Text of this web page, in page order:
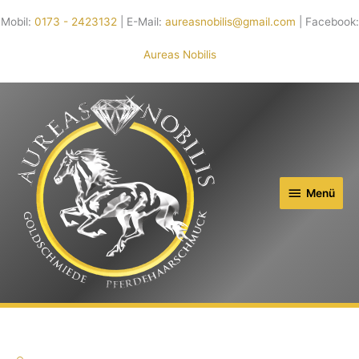
Mobil: 0173 - 2423132 | E-Mail: aureasnobilis@gmail.com | Facebook:
Aureas Nobilis
Menü